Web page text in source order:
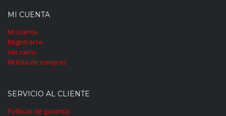
MI CUENTA
Mi cuenta
Registrarse
Ver carro
Mi lista de compras
SERVICIO AL CLIENTE
Políticas de garantía